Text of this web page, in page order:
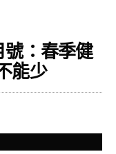
號：春季健
能少